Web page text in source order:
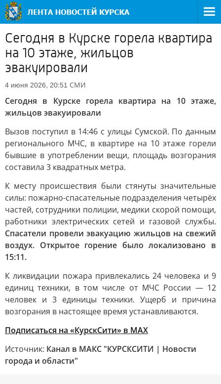
Сегодня в Курске горела квартира
на 10 этаже, жильцов
эвакуировали
4 июня 2026, 20:51 СМИ
Сегодня в Курске горела квартира на 10 этаже,
жильцов эвакуировали
Вызов поступил в 14:46 с улицы Сумской. По данным
регионального МЧС, в квартире на 10 этаже горели
бывшие в употреблении вещи, площадь возгорания
составила 3 квадратных метра.
К месту происшествия были стянуты значительные
силы: пожарно-спасательные подразделения четырёх
частей, сотрудники полиции, медики скорой помощи,
работники электрических сетей и газовой службы.
Спасатели провели эвакуацию жильцов на свежий
воздух. Открытое горение было локализовано в
15:11.
К ликвидации пожара привлекались 24 человека и 9
единиц техники, в том числе от МЧС России — 12
человек и 3 единицы техники. Ущерб и причина
возгорания в настоящее время устанавливаются.
Подписаться на «КурскСити» в МАХ
Источник: Канал в МАКС "КУРСКСИТИ | Новости
города и области"